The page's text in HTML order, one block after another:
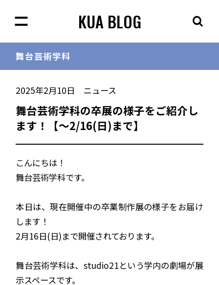
KUA BLOG
舞台芸術学科
2025年2月10日 ニュース
舞台芸術学科の卒展の様子をご紹介し
ます！【～2/16(日)まで】
こんにちは！
舞台芸術学科です。
本日は、現在開催中の卒業制作展の様子をお届け
します！
2月16日(日)まで開催されております。
舞台芸術学科は、studio21という学内の劇場が展
示スペースです。